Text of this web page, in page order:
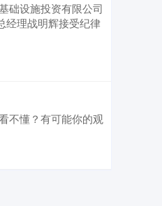
础设施投资有限公司
经理战明辉接受纪律
不懂？有可能你的观